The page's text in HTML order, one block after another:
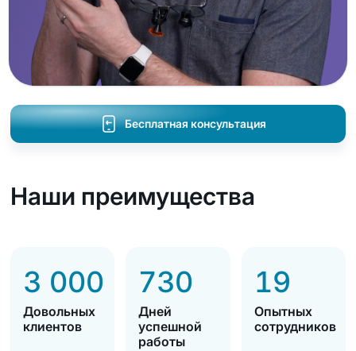
Бесплатная консультация
Наши преимущества
3 000
Довольных
клиентов
730
Дней
успешной
работы
19
Опытных
сотрудников